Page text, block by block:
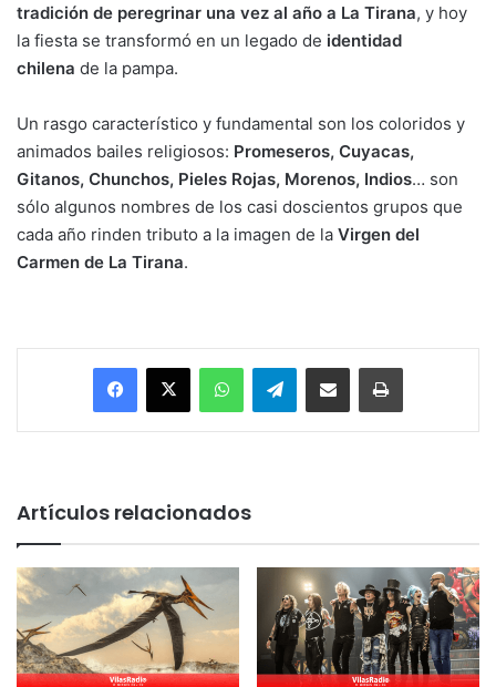
tradición de peregrinar una vez al año a La Tirana, y hoy
la fiesta se transformó en un legado de identidad
chilena de la pampa.
Un rasgo característico y fundamental son los coloridos y
animados bailes religiosos: Promeseros, Cuyacas,
Gitanos, Chunchos, Pieles Rojas, Morenos, Indios… son
sólo algunos nombres de los casi doscientos grupos que
cada año rinden tributo a la imagen de la Virgen del
Carmen de La Tirana.
Facebook
X WhatsAppTelegramEnviar vía email Imprimir
Artículos relacionados